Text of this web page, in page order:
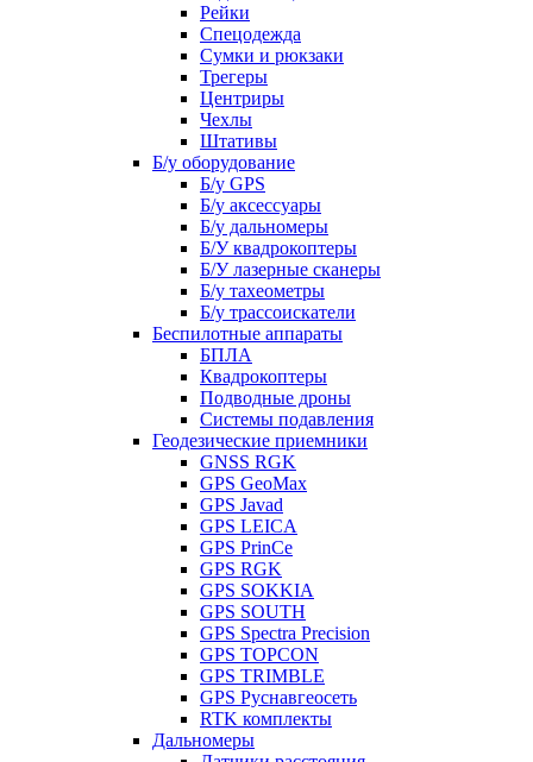
Рейки
Спецодежда
Сумки и рюкзаки
Трегеры
Центриры
Чехлы
Штативы
Б/у оборудование
Б/у GPS
Б/у аксессуары
Б/у дальномеры
Б/У квадрокоптеры
Б/У лазерные сканеры
Б/у тахеометры
Б/у трассоискатели
Беспилотные аппараты
БПЛА
Квадрокоптеры
Подводные дроны
Системы подавления
Геодезические приемники
GNSS RGK
GPS GeoMax
GPS Javad
GPS LEICA
GPS PrinCe
GPS RGK
GPS SOKKIA
GPS SOUTH
GPS Spectra Precision
GPS TOPCON
GPS TRIMBLE
GPS Руснавгеосеть
RTK комплекты
Дальномеры